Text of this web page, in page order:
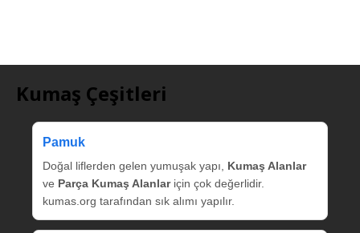
Kumaş Çeşitleri
Pamuk
Doğal liflerden gelen yumuşak yapı, Kumaş Alanlar
ve Parça Kumaş Alanlariçin çok değerlidir.
kumas.org tarafından sık alımı yapılır.